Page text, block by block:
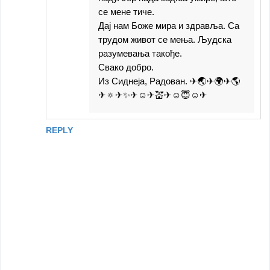
REPLY
се мене тиче.
Дај нам Боже мира и здравља. Са
трудом живот се мења. Људска
разумевања такође.
Свако добро.
Из Сиднеја, Радован. ✈🌏✈🌍✈🌎
✈🔅✈✨✈☺✈💒✈☺😇☺✈